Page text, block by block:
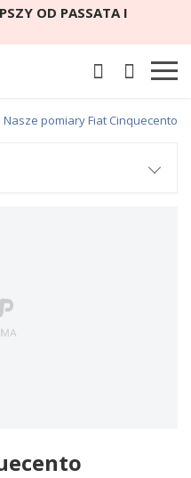
OD PASSATA I
Nasze pomiary Fiat Cinquecento